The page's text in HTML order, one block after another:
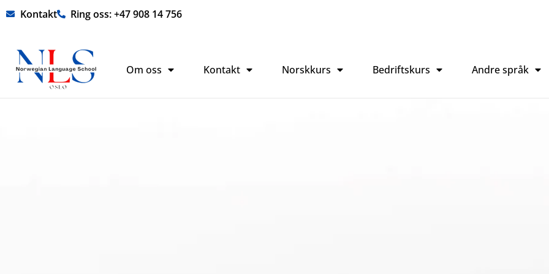
Hopp
innholdet
Kontakt Ring oss: +47 908 14 756
Om oss Kontakt Norskkurs Bedriftskurs Andre språk